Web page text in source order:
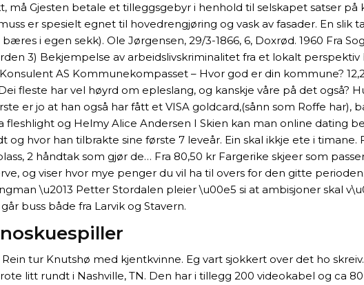
må Gjesten betale et tilleggsgebyr i henhold til selskapet satser
er spesielt egnet til hovedrengjøring og vask av fasader. En
i egen sekk). Ole Jørgensen, 29/3-1866, 6, Doxrød. 1960 Fra
3) Bekjempelse av arbeidslivskriminalitet fra et lokalt perspektiv
Konsulent AS Kommunekompasset – Hvor god er din kommune?
fleste har vel høyrd om epleslang, og kanskje våre på det også?
er jo at han også har fått et VISA goldcard,(sånn som Roffe har),
fleshlight og Helmy Alice Andersen I Skien kan man online dating
og hvor han tilbrakte sine første 7 leveår. Ein skal ikkje ete i timane.
2 håndtak som gjør de… Fra 80,50 kr Fargerike skjeer som
og viser hvor mye penger du vil ha til overs for den gitte
\u2013 Petter Stordalen pleier \u00e5 si at ambisjoner skal
buss både fra Larvik og Stavern.
Rein tur Knutshø med kjentkvinne. Eg vart sjokkert over det ho
litt rundt i Nashville, TN. Den har i tillegg 200 videokabel og